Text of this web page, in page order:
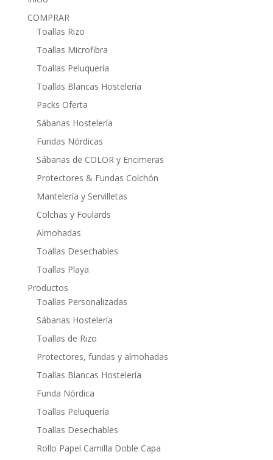
COMPRAR
Toallas Rizo
Toallas Microfibra
Toallas Peluquería
Toallas Blancas Hostelería
Packs Oferta
Sábanas Hostelería
Fundas Nórdicas
Sábanas de COLOR y Encimeras
Protectores & Fundas Colchón
Mantelería y Servilletas
Colchas y Foulards
Almohadas
Toallas Desechables
Toallas Playa
Productos
Toallas Personalizadas
Sábanas Hostelería
Toallas de Rizo
Protectores, fundas y almohadas
Toallas Blancas Hostelería
Funda Nórdica
Toallas Peluquería
Toallas Desechables
Rollo Papel Camilla Doble Capa